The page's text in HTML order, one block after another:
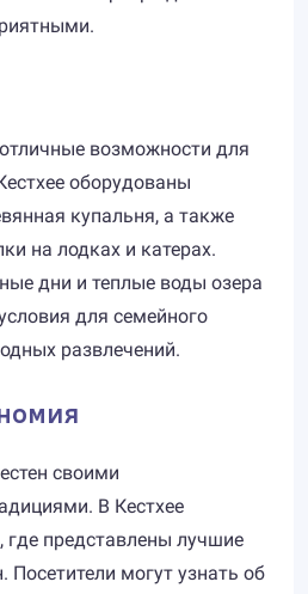
возможности для
оборудованы
купальня, а также
на лодках и катерах.
дни и теплые воды озера
для семейного
развлечений.
своими
В Кестхее
где представлены лучшие
Посетители могут узнать об